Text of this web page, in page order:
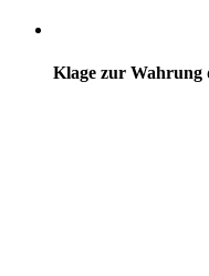
Klage zur